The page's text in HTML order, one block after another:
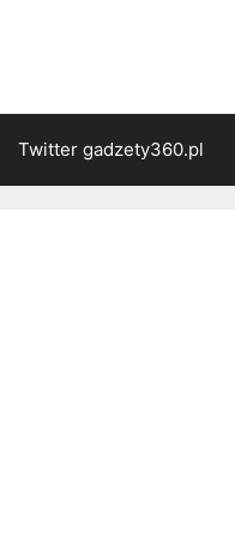
Twitter gadzety360.pl